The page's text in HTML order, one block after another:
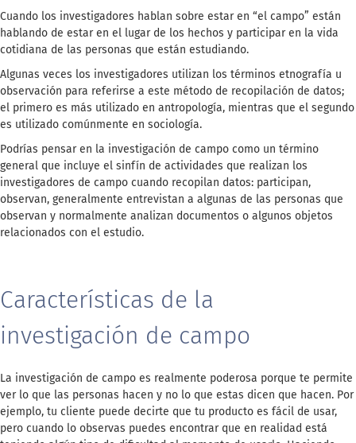
Cuando los investigadores hablan sobre estar en “el campo” están
hablando de estar en el lugar de los hechos y participar en la vida
cotidiana de las personas que están estudiando.
Algunas veces los investigadores utilizan los términos etnografía u
observación para referirse a este método de recopilación de datos;
el primero es más utilizado en antropología, mientras que el segundo
es utilizado comúnmente en sociología.
Podrías pensar en la investigación de campo como un término
general que incluye el sinfín de actividades que realizan los
investigadores de campo cuando recopilan datos: participan,
observan, generalmente entrevistan a algunas de las personas que
observan y normalmente analizan documentos o algunos objetos
relacionados con el estudio.
Características de la
investigación de campo
La investigación de campo es realmente poderosa porque te permite
ver lo que las personas hacen y no lo que estas dicen que hacen. Por
ejemplo, tu cliente puede decirte que tu producto es fácil de usar,
pero cuando lo observas puedes encontrar que en realidad está